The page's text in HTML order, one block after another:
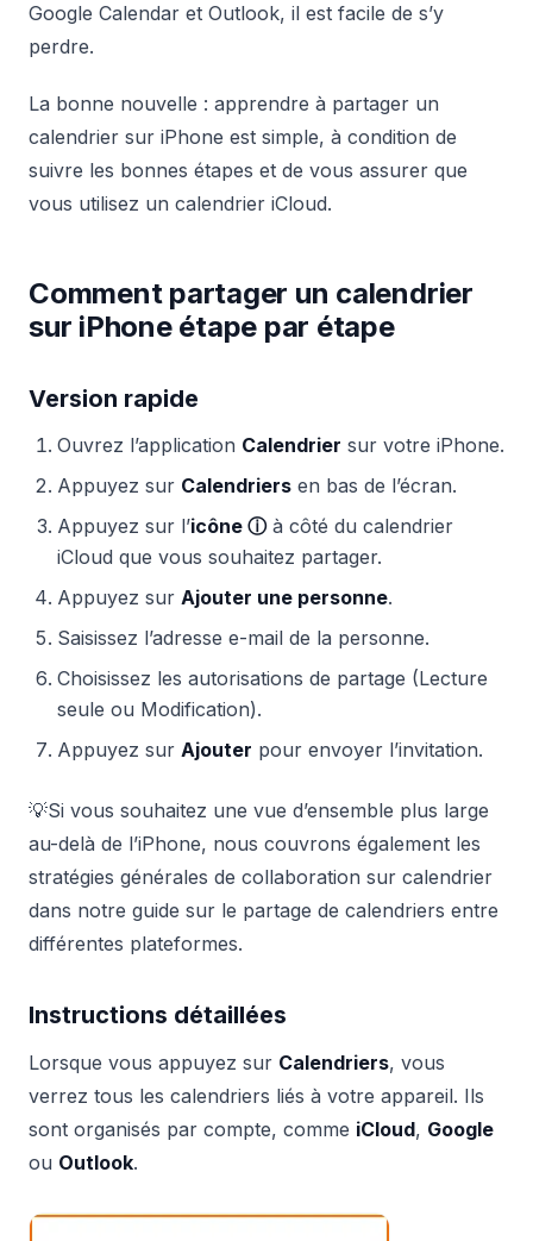
Google Calendar et Outlook, il est facile de s’y
perdre.
La bonne nouvelle : apprendre à partager un
calendrier sur iPhone est simple, à condition de
suivre les bonnes étapes et de vous assurer que
vous utilisez un calendrier iCloud.
Comment partager un calendrier
sur iPhone étape par étape
Version rapide
Ouvrez l’application Calendrier sur votre iPhone.
Appuyez sur Calendriers en bas de l’écran.
Appuyez sur l’icône ⓘà côté du calendrier
iCloud que vous souhaitez partager.
Appuyez sur Ajouter une personne.
Saisissez l’adresse e-mail de la personne.
Choisissez les autorisations de partage (Lecture
seule ou Modification).
Appuyez sur Ajouter pour envoyer l’invitation.
💡Si vous souhaitez une vue d’ensemble plus large
au-delà de l’iPhone, nous couvrons également les
stratégies générales de collaboration sur calendrier
dans notre guide sur le partage de calendriers entre
différentes plateformes.
Instructions détaillées
Lorsque vous appuyez sur Calendriers, vous
verrez tous les calendriers liés à votre appareil. Ils
sont organisés par compte, comme iCloud, Google
ou Outlook.